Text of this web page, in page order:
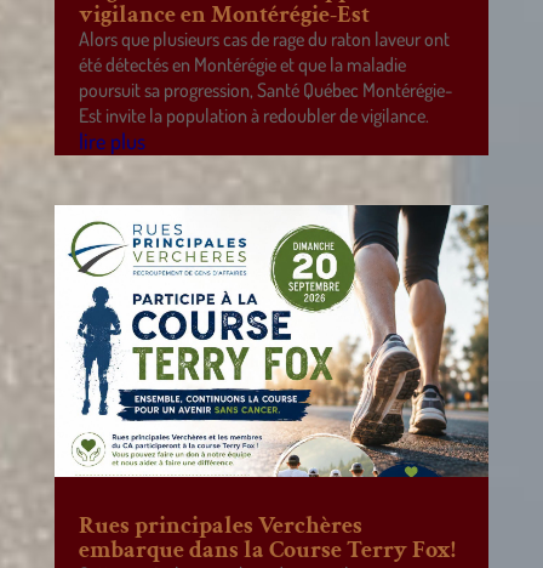
vigilance en Montérégie-Est
Alors que plusieurs cas de rage du raton laveur ont
été détectés en Montérégie et que la maladie
poursuit sa progression, Santé Québec Montérégie-
Est invite la population à redoubler de vigilance.
lire plus
Rues principales Verchères
embarque dans la Course Terry Fox!